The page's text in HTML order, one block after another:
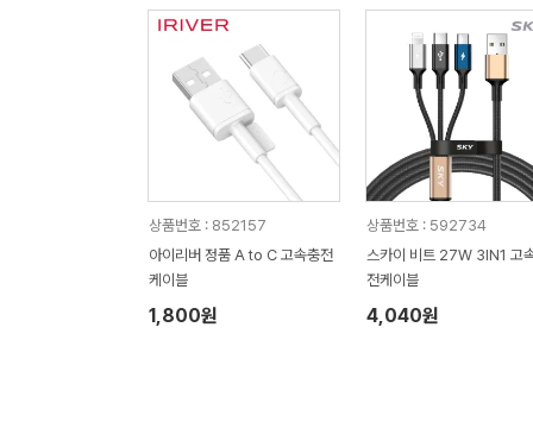
상품번호 : 852157
아이리버 정품 A to C 고속충전
케이블
1,800원
상품번호 : 592734
스카이 비트 27W 3IN1 고
전케이블
4,040원